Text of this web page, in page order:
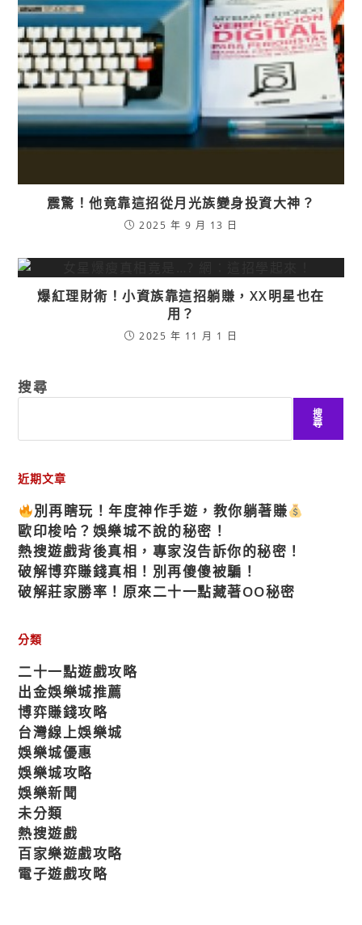
震驚！他竟靠這招從月光族變身投資大神？
2025 年 9 月 13 日
爆紅理財術！小資族靠這招躺賺，XX明星也在
用？
2025 年 11 月 1 日
搜尋
搜
尋
近期文章
別再瞎玩！年度神作手遊，教你躺著賺
歐印梭哈？娛樂城不說的秘密！
熱搜遊戲背後真相，專家沒告訴你的秘密！
破解博弈賺錢真相！別再傻傻被騙！
破解莊家勝率！原來二十一點藏著OO秘密
分類
二十一點遊戲攻略
出金娛樂城推薦
博弈賺錢攻略
台灣線上娛樂城
娛樂城優惠
娛樂城攻略
娛樂新聞
未分類
熱搜遊戲
百家樂遊戲攻略
電子遊戲攻略